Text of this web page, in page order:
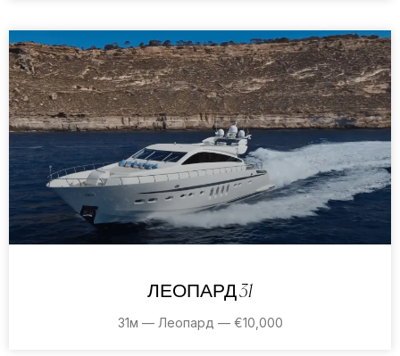
ЛЕОПАРД 31
31м — Леопард — €10,000